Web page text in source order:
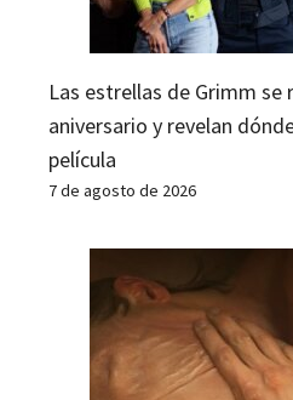
Las estrellas de Grimm se
aniversario y revelan
película
7 de agosto de 2026